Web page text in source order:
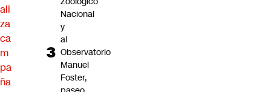
ali
za
ca
m
pa
ña
Nacional
y
al
Observatorio
Manuel
Foster,